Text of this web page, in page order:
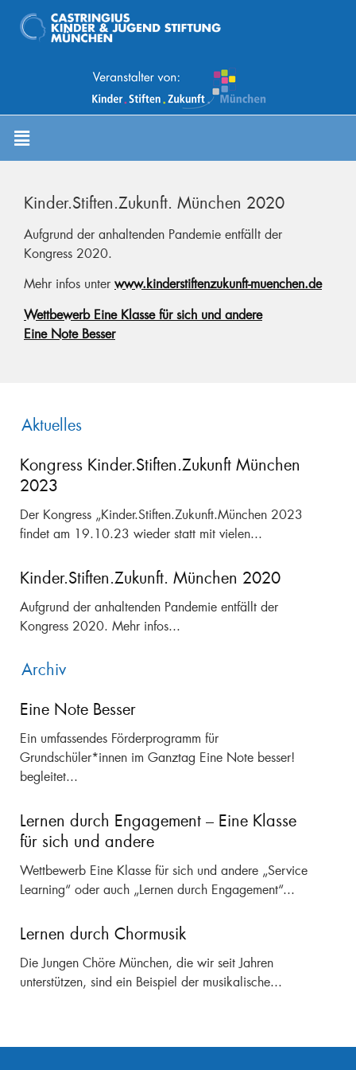
Kinder.Stiften.Zukunft. München 2020
Aufgrund der anhaltenden Pandemie entfällt der
Kongress 2020.
Mehr infos unter www.kinderstiftenzukunft-muenchen.de
Wettbewerb Eine Klasse für sich und andere
Eine Note Besser
Aktuelles
Kongress Kinder.Stiften.Zukunft München
2023
Der Kongress „Kinder.Stiften.Zukunft.München 2023
findet am 19.10.23 wieder statt mit vielen...
Kinder.Stiften.Zukunft. München 2020
Aufgrund der anhaltenden Pandemie entfällt der
Kongress 2020. Mehr infos...
Archiv
Eine Note Besser
Ein umfassendes Förderprogramm für
Grundschüler*innen im Ganztag Eine Note besser!
begleitet...
Lernen durch Engagement – Eine Klasse
für sich und andere
Wettbewerb Eine Klasse für sich und andere „Service
Learning“ oder auch „Lernen durch Engagement“...
Lernen durch Chormusik
Die Jungen Chöre München, die wir seit Jahren
unterstützen, sind ein Beispiel der musikalische...